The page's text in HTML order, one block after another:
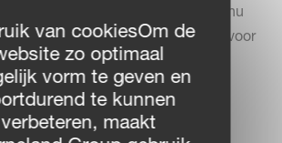
Wat tijd betreft, denk ik dat we nu
waardoor ik meer tijd heb voor
van cookiesOm de
zo optimaal
vorm te geven en
te kunnen
verbeteren, maakt